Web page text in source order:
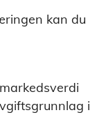
kan du
i